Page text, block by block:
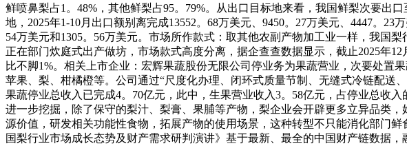
鲜喷鼻梨占1。48%，其他鲜梨占95。79%。从出口目标地来看，我国鲜梨次要
地，2025年1-10月出口额别离完成13552。68万美元、9450。27万美元、4447。23
54万美元和1305。56万美元。市场所作款式：取其他农副产物加工业一样，我国
正在部门炊庭式出产做坊，市场款式高度分离，据企查查数据显示，截止2025年
比不脚1%。相关上市企业：宏辉果蔬股份无限公司停业务为果蔬营业，次要处
苹果、梨、柑橘橙等。公司通过“尺度化办理、闭环式质量节制、无缝式冷链配送
果蔬停业总收入已完成4。70亿元，此中，生果营业收入3。58亿元，占停业总收
进一步挖掘，除了保守的梨汁、梨膏、果脯等产物，梨企业会开辟更多立异品类
源价值，研发相关功能性食物，拓展产物的使用场景，这种转型不只能消化部门
国梨行业市场成长态势及财产需求研判演讲》基于最新、最全的中国财产链数据